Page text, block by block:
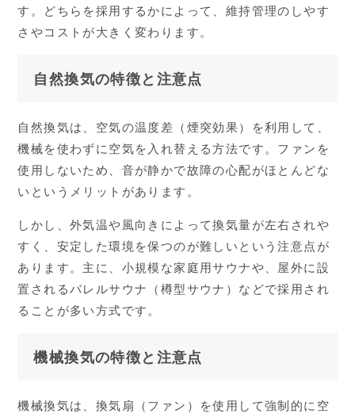
す。どちらを採用するかによって、維持管理のしやす
さやコストが大きく変わります。
自然換気の特徴と注意点
自然換気は、空気の温度差（煙突効果）を利用して、
機械を使わずに空気を入れ替える方法です。ファンを
使用しないため、音が静かで故障の心配がほとんどな
いというメリットがあります。
しかし、外気温や風向きによって換気量が左右されや
すく、安定した環境を保つのが難しいという注意点が
あります。主に、小規模な家庭用サウナや、屋外に設
置されるバレルサウナ（樽型サウナ）などで採用され
ることが多い方式です。
機械換気の特徴と注意点
機械換気は、換気扇（ファン）を使用して強制的に空